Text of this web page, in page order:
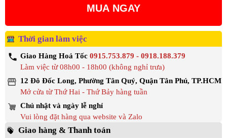
MUA NGAY
Thời gian làm việc
Giao Hàng Hoả Tốc 0915.753.879 - 0918.188.379
Làm việc từ 08h00 - 18h00 (không nghỉ trưa)
12 Đô Đốc Long, Phường Tân Quý, Quận Tân Phú, TP.HCM
Mở cửa từ Thứ Hai - Thứ Bảy hàng tuần
Chủ nhật và ngày lễ nghỉ
Vui lòng đặt hàng qua website và Zalo
Giao hàng & Thanh toán